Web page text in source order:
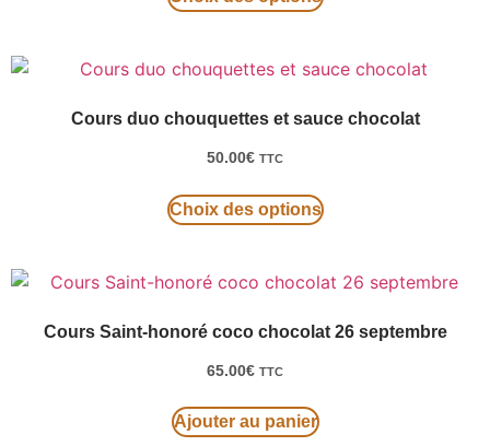
Cours duo chouquettes et sauce chocolat
50.00€ TTC
Choix des options
Cours Saint-honoré coco chocolat 26 septembre
65.00€ TTC
Ajouter au panier